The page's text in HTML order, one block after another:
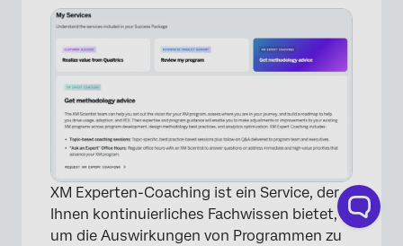
XM Experten-Coaching ist ein Service, der
Ihnen kontinuierliches Fachwissen bietet,
um die Auswirkungen von Programmen zu